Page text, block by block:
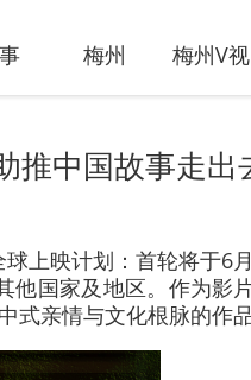
梅州 梅州V视
推中国故事走出
上映计划：首轮将于6
他国家及地区。作为影
亲情与文化根脉的作品